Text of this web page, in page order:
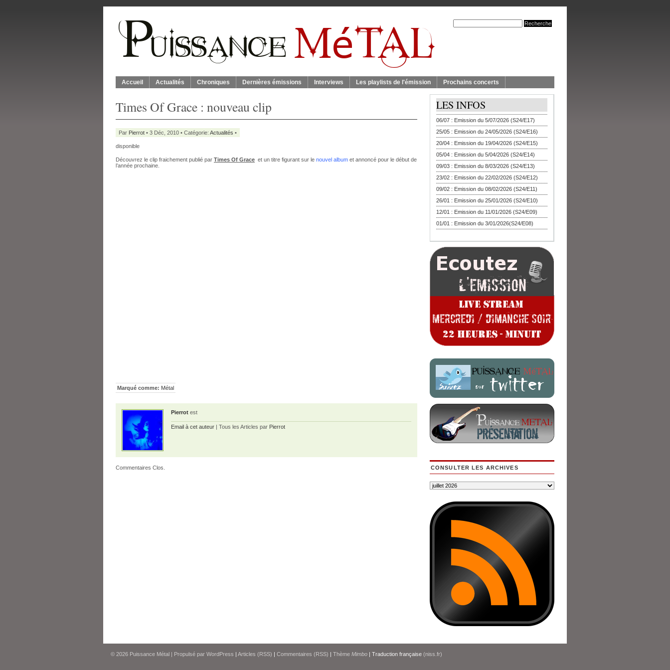
Accueil Actualités Chroniques Dernières émissions Interviews Les playlists de l'émission Prochains concerts
Times Of Grace : nouveau clip
Par Pierrot • 3 Déc, 2010 • Catégorie: Actualités •
disponible
Découvrez le clip fraichement publié par Times Of Grace et un titre figurant sur le nouvel album et annoncé pour le début de
l’année prochaine.
Marqué comme: Métal
Pierrot est
Email à cet auteur | Tous les Articles par Pierrot
Commentaires Clos.
LES INFOS
06/07 : Emission du 5/07/2026 (S24/E17)
25/05 : Emission du 24/05/2026 (S24/E16)
20/04 : Emission du 19/04/2026 (S24/E15)
05/04 : Emission du 5/04/2026 (S24/E14)
09/03 : Emission du 8/03/2026 (S24/E13)
23/02 : Emission du 22/02/2026 (S24/E12)
09/02 : Emission du 08/02/2026 (S24/E11)
26/01 : Emission du 25/01/2026 (S24/E10)
12/01 : Emission du 11/01/2026 (S24/E09)
01/01 : Emission du 3/01/2026(S24/E08)
CONSULTER LES ARCHIVES
© 2026 Puissance Métal | Propulsé par WordPress | Articles (RSS) | Commentaires (RSS) | Thème Mimbo | Traduction française (niss.fr)